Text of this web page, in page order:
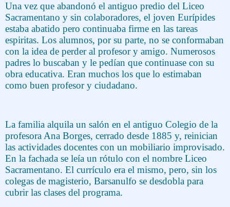
Una vez que abandonó el antiguo predio del Liceo
Sacramentano y sin colaboradores, el joven Eurípides
estaba abatido pero continuaba firme en las tareas
espiritas. Los alumnos, por su parte, no se conformaban
con la idea de perder al profesor y amigo. Numerosos
padres lo buscaban y le pedían que continuase con su
obra educativa. Eran muchos los que lo estimaban
como buen profesor y ciudadano.
La familia alquila un salón en el antiguo Colegio de la
profesora Ana Borges, cerrado desde 1885 y, reinician
las actividades docentes con un mobiliario improvisado.
En la fachada se leía un rótulo con el nombre Liceo
Sacramentano. El currículo era el mismo, pero, sin los
colegas de magisterio, Barsanulfo se desdobla para
cubrir las clases del programa.